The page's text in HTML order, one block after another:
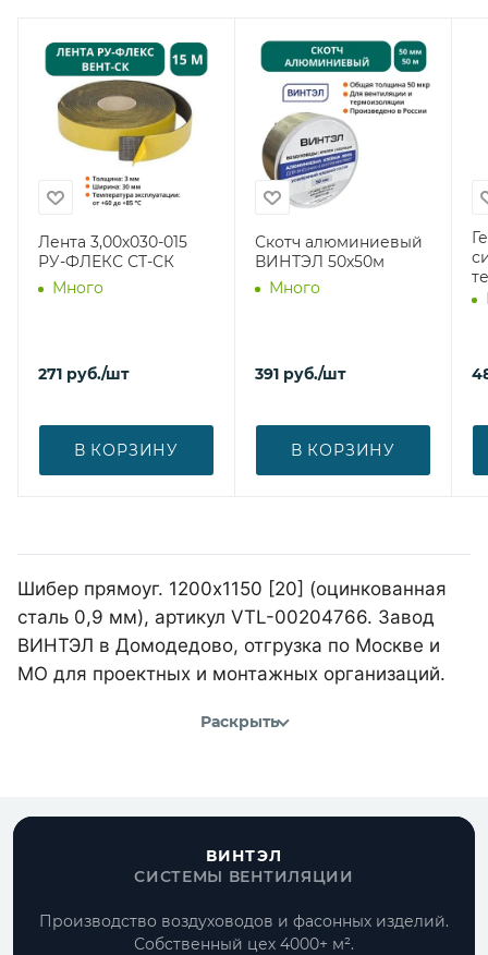
Лента 3,00х030-015
РУ-ФЛЕКС СТ-СК
Много
271 руб./шт
В КОРЗИНУ
Скотч алюминиевый
ВИНТЭЛ 50х50м
Много
391 руб./шт
В КОРЗИНУ
Шибер прямоуг. 1200х1150 [20] (оцинкованная
сталь 0,9 мм), артикул VTL-00204766. Завод
ВИНТЭЛ в Домодедово, отгрузка по Москве и
МО для проектных и монтажных организаций.
Раскрыть
ВИНТЭЛ
СИСТЕМЫ ВЕНТИЛЯЦИИ
Производство воздуховодов и фасонных изделий.
Собственный цех 4000+ м².